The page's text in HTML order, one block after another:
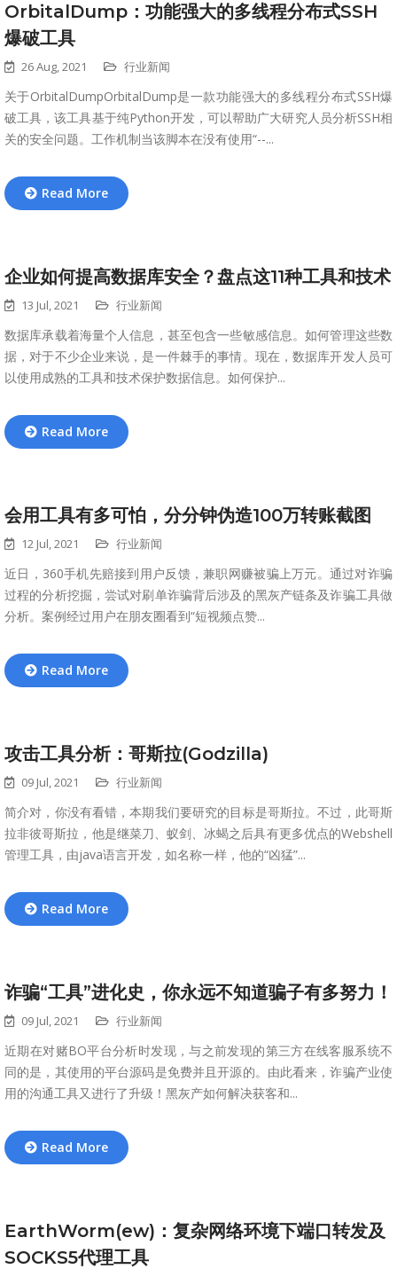
OrbitalDump：功能强大的多线程分布式SSH
爆破工具
26 Aug, 2021 行业新闻
关于OrbitalDumpOrbitalDump是一款功能强大的多线程分布式SSH爆
破工具，该工具基于纯Python开发，可以帮助广大研究人员分析SSH相
关的安全问题。工作机制当该脚本在没有使用“--...
Read More
企业如何提高数据库安全？盘点这11种工具和技术
13 Jul, 2021 行业新闻
数据库承载着海量个人信息，甚至包含一些敏感信息。如何管理这些数
据，对于不少企业来说，是一件棘手的事情。现在，数据库开发人员可
以使用成熟的工具和技术保护数据信息。如何保护...
Read More
会用工具有多可怕，分分钟伪造100万转账截图
12 Jul, 2021 行业新闻
近日，360手机先赔接到用户反馈，兼职网赚被骗上万元。通过对诈骗
过程的分析挖掘，尝试对刷单诈骗背后涉及的黑灰产链条及诈骗工具做
分析。案例经过用户在朋友圈看到“短视频点赞...
Read More
攻击工具分析：哥斯拉(Godzilla)
09 Jul, 2021 行业新闻
简介对，你没有看错，本期我们要研究的目标是哥斯拉。不过，此哥斯
拉非彼哥斯拉，他是继菜刀、蚁剑、冰蝎之后具有更多优点的Webshell
管理工具，由java语言开发，如名称一样，他的“凶猛”...
Read More
诈骗“工具”进化史，你永远不知道骗子有多努力！
09 Jul, 2021 行业新闻
近期在对赌BO平台分析时发现，与之前发现的第三方在线客服系统不
同的是，其使用的平台源码是免费并且开源的。由此看来，诈骗产业使
用的沟通工具又进行了升级！黑灰产如何解决获客和...
Read More
EarthWorm(ew)：复杂网络环境下端口转发及
SOCKS5代理工具